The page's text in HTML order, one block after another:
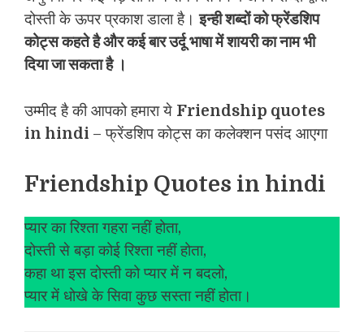
दोस्ती के ऊपर प्रकाश डाला है।इन्ही शब्दों को फ्रेंडशिप
कोट्स कहते है और कई बार उर्दू भाषा में शायरी का नाम भी
दिया जा सकता है ।
उम्मीद है की आपको हमारा ये Friendship quotes
in hindi – फ्रेंडशिप कोट्स का कलेक्शन पसंद आएगा
Friendship Quotes in hindi
प्यार का रिश्ता गहरा नहीं होता,
दोस्ती से बड़ा कोई रिश्ता नहीं होता,
कहा था इस दोस्ती को प्यार में न बदलो,
प्यार में धोखे के सिवा कुछ सस्ता नहीं होता।